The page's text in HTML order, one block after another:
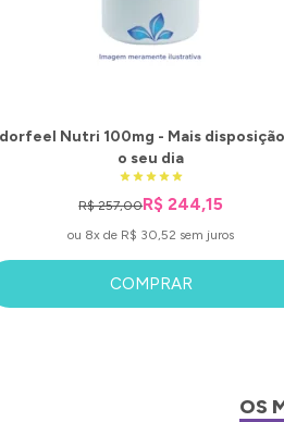
Nutri 100mg - Mais
o seu dia
R$ 257,00R$ 244,15
ou 8x de R$ 30,52 sem juros
COMPRAR
OS